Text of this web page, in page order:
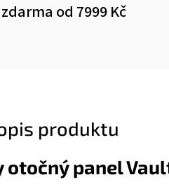
od 7999 Kč
produktu
panel